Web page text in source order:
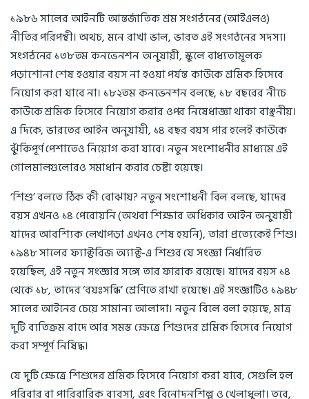
১৯৮৬ সালের আইনটি আন্তর্জাতিক শ্রম সংগঠনের (আইএলও)
নীতির পরিপন্থী। অথচ, মনে রাখা ভাল, ভারত এই সংগঠনের সদস্য।
সংগঠনের ১৩৮তম কনভেনশন অনুযায়ী, স্কুলে বাধ্যতামূলক
পড়াশোনা শেষ হওয়ার বয়স না হওয়া পর্যন্ত কাউকে শ্রমিক হিসেবে
নিয়োগ করা যাবে না। ১৮২তম কনভেনশন বলছে, ১৮ বছরের নীচে
কাউকে শ্রমিক হিসেবে নিয়োগ করার ওপর নিষেধাজ্ঞা থাকা বাঞ্ছনীয়।
এ দিকে, ভারতের আইন অনুযায়ী, ১৪ বছর বয়স পার হলেই কাউকে
ঝুঁকিপূর্ণ পেশাতেও নিয়োগ করা যাবে। নতুন সংশোধনীর মাধ্যমে এই
গোলমালগুলোরও সমাধান করার চেষ্টা হয়েছে।
‘শিশু’ বলতে ঠিক কী বোঝায়? নতুন সংশোধনী বিল বলছে, যাদের
বয়স এখনও ১৪ পেরোয়নি (অথবা শিক্ষার অধিকার আইন অনুযায়ী
যাদের আবশ্যিক লেখাপড়া এখনও শেষ হয়নি), তারা প্রত্যেকেই শিশু।
১৯৪৮ সালের ফ্যাক্টরিজ অ্যাক্ট-এ শিশুর যে সংজ্ঞা নির্ধারিত
হয়েছিল, এই নতুন সংজ্ঞার সঙ্গে তার ফারাক রয়েছে। যাদের বয়স ১৪
থেকে ১৮, তাদের ‘বয়ঃসন্ধি’ শ্রেণিতে রাখা হয়েছে। এই সংজ্ঞাটিও ১৯৪৮
সালের আইনের চেয়ে সামান্য আলাদা। নতুন বিলে বলা হয়েছে, মাত্র
দুটি ব্যতিক্রম বাদে আর সমস্ত ক্ষেত্রে শিশুদের শ্রমিক হিসেবে নিয়োগ
করা সম্পূর্ণ নিষিদ্ধ।
যে দুটি ক্ষেত্রে শিশুদের শ্রমিক হিসেবে নিয়োগ করা যাবে, সেগুলি হল
পরিবার বা পারিবারিক ব্যবসা, এবং বিনোদনশিল্প ও খেলাধুলা। তবে,